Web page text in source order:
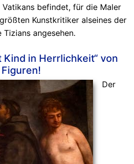
befindet, für die Maler
Kunstkritiker alseines der
angesehen.
Kind in Herrlichkeit“ von
Der